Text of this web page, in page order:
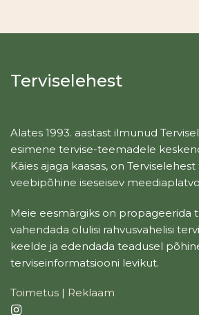
Terviselehest
Alates 1993. aastast ilmunud
esimene tervise-teemadele
Käies ajaga kaasas, on
veebipõhine iseseisev
Meie eesmärgiks on propageerida
vahendada olulisi rahvusvahelisi
keelde ja edendada teadusel
terviseinformatsiooni levikut.
Toimetus | Reklaam